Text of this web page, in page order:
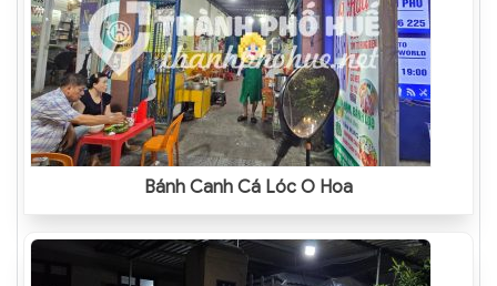
Bánh Canh Cá Lóc O Hoa